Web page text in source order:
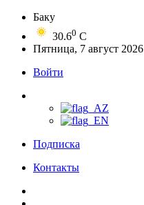
Баку
30.60 C
Пятница, 7 август 2026
Войти
Подписка
Контакты